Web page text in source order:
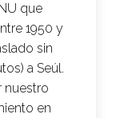
que
1950 y
sin
a Seúl.
nuestro
en